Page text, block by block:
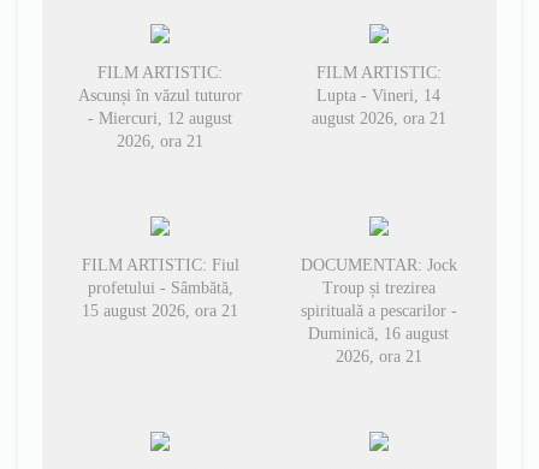
FILM ARTISTIC:
Ascunși în văzul tuturor
- Miercuri, 12 august
2026, ora 21
FILM ARTISTIC:
Lupta - Vineri, 14
august 2026, ora 21
FILM ARTISTIC: Fiul
profetului - Sâmbătă,
15 august 2026, ora 21
DOCUMENTAR: Jock
Troup și trezirea
spirituală a pescarilor -
Duminică, 16 august
2026, ora 21